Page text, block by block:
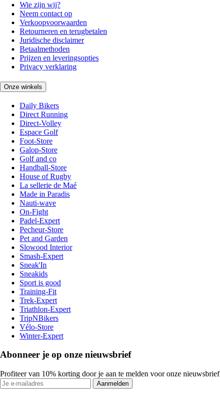
Wie zijn wij?
Neem contact op
Verkoopvoorwaarden
Retourneren en terugbetalen
Juridische disclaimer
Betaalmethoden
Prijzen en leveringsopties
Privacy verklaring
Onze winkels
Daily Bikers
Direct Running
Direct-Volley
Espace Golf
Foot-Store
Galop-Store
Golf and co
Handball-Store
House of Rugby
La sellerie de Maé
Made in Paradis
Nauti-wave
On-Fight
Padel-Expert
Pecheur-Store
Pet and Garden
Slowood Interior
Smash-Expert
Sneak'In
Sneakids
Sport is good
Training-Fit
Trek-Expert
Triathlon-Expert
TripNBikers
Vélo-Store
Winter-Expert
Abonneer je op onze nieuwsbrief
Profiteer van 10% korting door je aan te melden voor onze nieuwsbrief
Aanmelden